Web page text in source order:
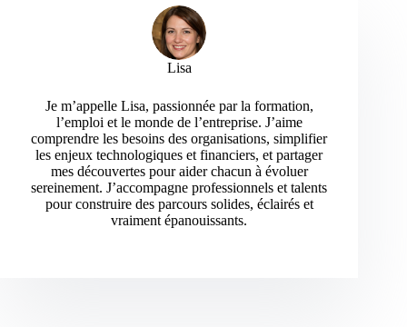
Lisa
Je m’appelle Lisa, passionnée par la formation,
l’emploi et le monde de l’entreprise. J’aime
comprendre les besoins des organisations, simplifier
les enjeux technologiques et financiers, et partager
mes découvertes pour aider chacun à évoluer
sereinement. J’accompagne professionnels et talents
pour construire des parcours solides, éclairés et
vraiment épanouissants.